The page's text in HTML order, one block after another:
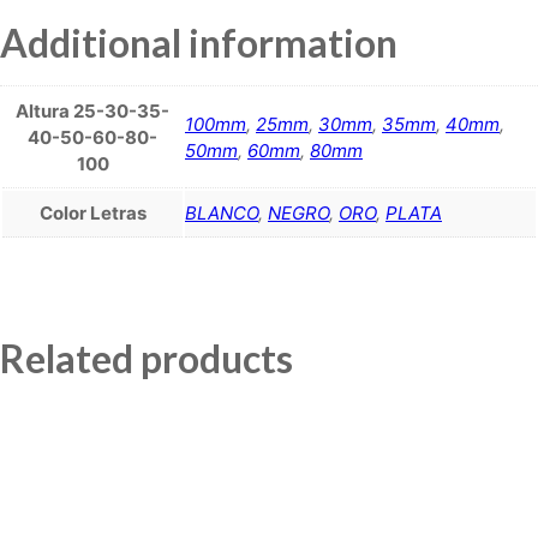
Additional information
Altura 25-30-35-
40-50-60-80-
100
100mm, 25mm, 30mm, 35mm, 40mm,
50mm, 60mm, 80mm
Color Letras BLANCO, NEGRO, ORO, PLATA
Related products